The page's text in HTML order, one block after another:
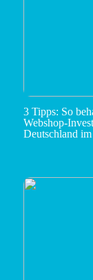
3 Tipps: So
Webshop-
Deutschland